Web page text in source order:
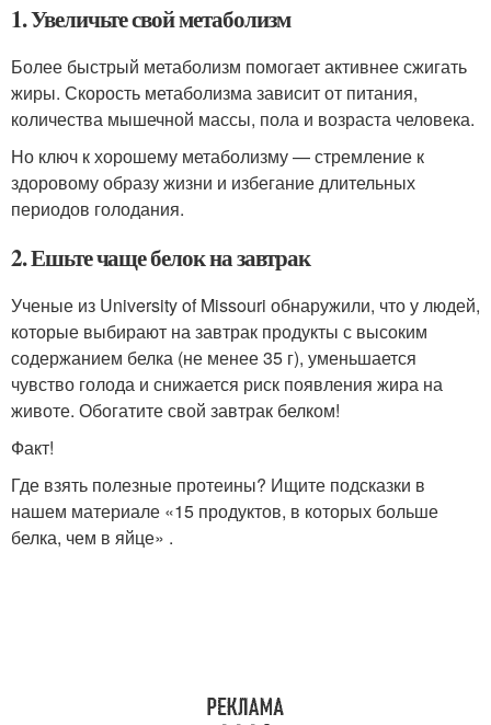
1. Увеличьте свой метаболизм
Более быстрый метаболизм помогает активнее сжигать
жиры. Скорость метаболизма зависит от питания,
количества мышечной массы, пола и возраста человека.
Но ключ к хорошему метаболизму — стремление к
здоровому образу жизни и избегание длительных
периодов голодания.
2. Ешьте чаще белок на завтрак
Ученые из University of Missouri обнаружили, что у людей,
которые выбирают на завтрак продукты с высоким
содержанием белка (не менее 35 г), уменьшается
чувство голода и снижается риск появления жира на
животе. Обогатите свой завтрак белком!
Факт!
Где взять полезные протеины? Ищите подсказки в
нашем материале «15 продуктов, в которых больше
белка, чем в яйце» .​